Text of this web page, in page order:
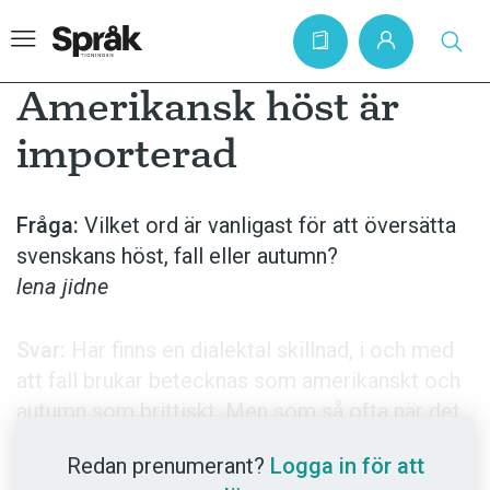
Hem
Artiklar
Krönikor
Språkfrågor
Podden
Amerikansk höst är
importerad
Fråga: Vilket ord är vanligast för att översätta
svenskans höst, fall eller autumn?
lena jidne
autumn som brittiskt. Men som så ofta när det
absolut, vilket innebär att det också finns britter
Redan prenumerant? Logga in för att